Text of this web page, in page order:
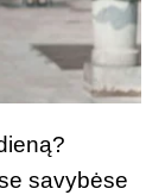
savybėse